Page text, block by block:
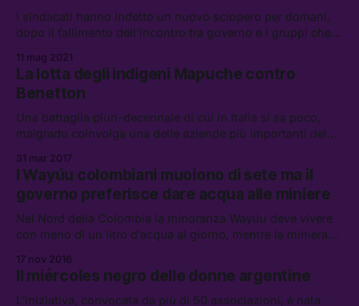
I sindacati hanno indetto un nuovo sciopero per domani,
dopo il fallimento dell’incontro tra governo e i gruppi che
Duque potrebbe interessare mantenere alta la tensione per
portare il paese verso l’autoritarismo
11 mag 2021
La lotta degli indigeni Mapuche contro
Benetton
Una battaglia pluri-decennale di cui in Italia si sa poco,
malgrado coinvolga una delle aziende più importanti del
31 mar 2017
I Wayúu colombiani muoiono di sete ma il
governo preferisce dare acqua alle miniere
Nel Nord della Colombia la minoranza Wayúu deve vivere
con meno di un litro d’acqua al giorno, mentre la miniera
transitano i loro camion.
17 nov 2016
Il miércoles negro delle donne argentine
L’iniziativa, convocata da più di 50 associazioni, è nata